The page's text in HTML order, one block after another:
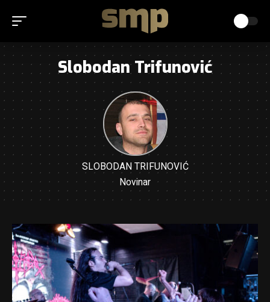
Slobodan Trifunović
SLOBODAN TRIFUNOVIĆ
Novinar